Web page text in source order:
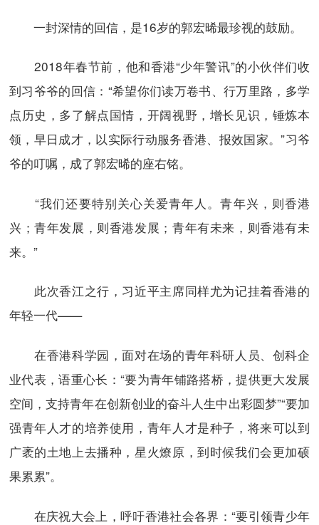
一封深情的回信，是16岁的郭宏晞最珍视的鼓励。
2018年春节前，他和香港“少年警讯”的小伙伴们收
到习爷爷的回信：“希望你们读万卷书、行万里路，多学
点历史，多了解点国情，开阔视野，增长见识，锤炼本
领，早日成才，以实际行动服务香港、报效国家。”习爷
爷的叮嘱，成了郭宏晞的座右铭。
“我们还要特别关心关爱青年人。青年兴，则香港
兴；青年发展，则香港发展；青年有未来，则香港有未
来。”
此次香江之行，习近平主席同样尤为记挂着香港的
年轻一代——
在香港科学园，面对在场的青年科研人员、创科企
业代表，语重心长：“要为青年铺路搭桥，提供更大发展
空间，支持青年在创新创业的奋斗人生中出彩圆梦”“要加
强青年人才的培养使用，青年人才是种子，将来可以到
广袤的土地上去播种，星火燎原，到时候我们会更加硕
果累累”。
在庆祝大会上，呼吁香港社会各界：“要引领青少年